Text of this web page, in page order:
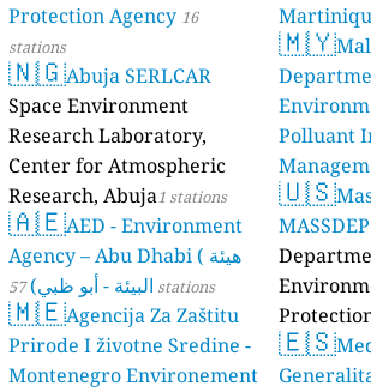
Protection Agency 16
stations
🇳🇬Abuja SERLCAR
Space Environment
Research Laboratory,
Center for Atmospheric
Research, Abuja1 stations
🇦🇪AED - Environment
Agency – Abu Dhabi ( هيئة
البيئة - أبو ظبي) 57 stations
🇲🇪Agencija Za Zaštitu
Prirode I životne Sredine -
Montenegro Environement
🇲🇾
Polluant
stations
🇺🇸
MASSDEP
🇪🇸